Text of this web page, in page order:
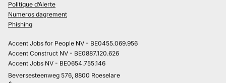
Politique d’Alerte
Numeros dagrement
Phishing
Accent Jobs for People NV - BE0455.069.956
Accent Construct NV - BE0887.120.626
Accent Jobs NV - BE0654.755.146
Beversesteenweg 576, 8800 Roeselare